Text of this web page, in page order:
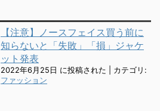
【注意】ノースフェイス買う前に
知らないと「失敗」「損」ジャケ
ット発表
2022年6月25日 に投稿された
カテゴリ:
ファッション